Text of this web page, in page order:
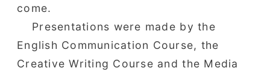
come.
Presentations were made by the
English Communication Course, the
Creative Writing Course and the Media